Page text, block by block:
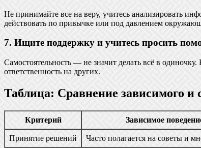
Не принимайте все на веру, учитесь анализировать
действовать по привычке или под давлением
7. Ищите поддержку и учитесь просить
Самостоятельность — не значит делать всё в
ответственность на других.
Таблица: Сравнение зависимого и
Критерий Зависимое
Принятие решений Часто полагается на советы и